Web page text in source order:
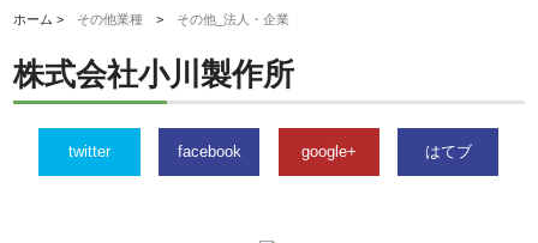
ホーム > その他業種 > その他_法人・企業
株式会社小川製作所
twitter facebook google+ はてブ